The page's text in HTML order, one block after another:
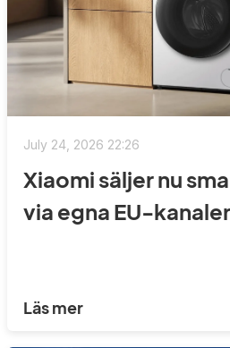
July 24, 2026 22:26
Xiaomi säljer nu
via egna EU-kanaler
Läs mer